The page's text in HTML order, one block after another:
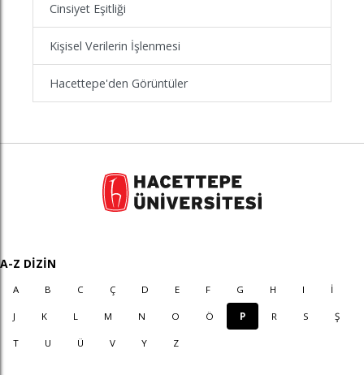
Cinsiyet Eşitliği
Kişisel Verilerin İşlenmesi
Hacettepe'den Görüntüler
A-Z DİZİN
A B C Ç D E F G H I İ
J K L M N O Ö P R S Ş
T U Ü V Y Z